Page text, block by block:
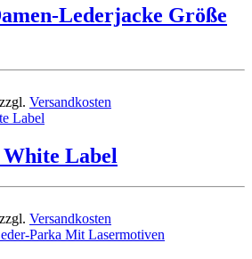
Lederjacke Größe
Versandkosten
Label
Versandkosten